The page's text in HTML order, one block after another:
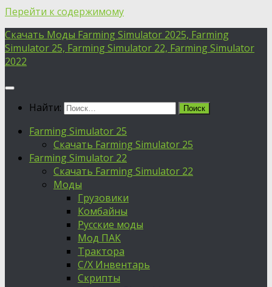
Перейти к содержимому
Скачать Моды Farming Simulator 2025, Farming
Simulator 25, Farming Simulator 22, Farming Simulator
2022
Найти:
Farming Simulator 25
Скачать Farming Simulator 25
Farming Simulator 22
Скачать Farming Simulator 22
Моды
Грузовики
Комбайны
Русские моды
Мод ПАК
Трактора
С/Х Инвентарь
Скрипты